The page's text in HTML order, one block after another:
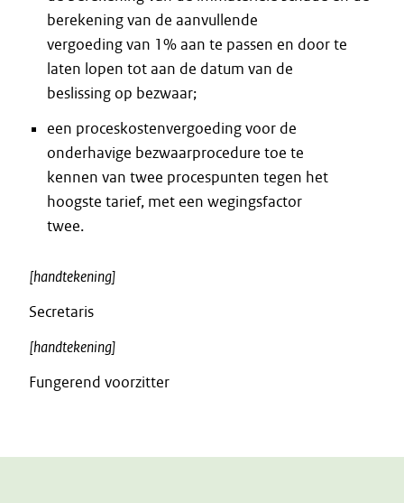
berekening van de aanvullende
vergoeding van 1% aan te passen en door te
laten lopen tot aan de datum van de
beslissing op bezwaar;
een proceskostenvergoeding voor de
onderhavige bezwaarprocedure toe te
kennen van twee procespunten tegen het
hoogste tarief, met een wegingsfactor
twee.
[handtekening]
Secretaris
[handtekening]
Fungerend voorzitter